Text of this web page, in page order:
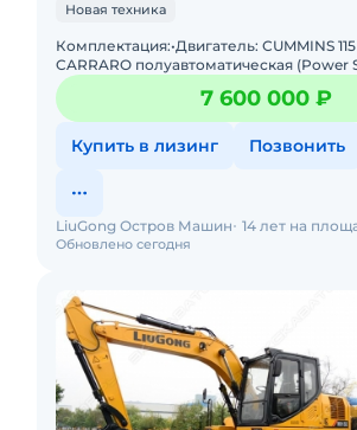
Новая техника
Комплектация:•Двигатель: СUMMINS
CARRARO полуавтоматическая (Power
CARRARO 4WD•Рабочий вес: 8400
7 600 000 ₽
Купить в лизинг Позвонить
Обновлено сегодня
LiuGong Остров Машин 14 лет на